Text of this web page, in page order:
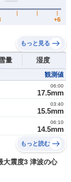
もっと見る
量 湿度
観測値
17.5mm
06:00
15.5mm
03:40
14.5mm
06:10
もっと読む
大震度3 津波の心